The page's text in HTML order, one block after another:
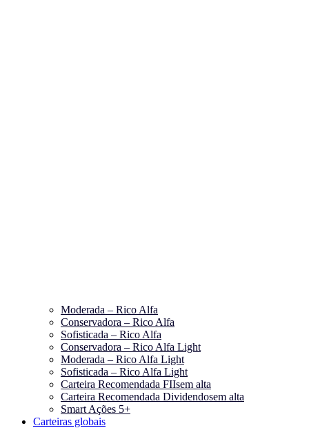
Moderada – Rico Alfa
Conservadora – Rico Alfa
Sofisticada – Rico Alfa
Conservadora – Rico Alfa Light
Moderada – Rico Alfa Light
Sofisticada – Rico Alfa Light
Carteira Recomendada FIIsem alta
Carteira Recomendada Dividendosem alta
Smart Ações 5+
Carteiras globais